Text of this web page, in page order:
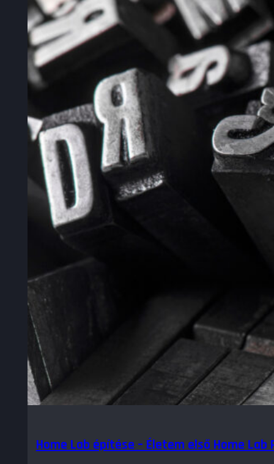
Home Lab építése – Életem első Home Lab